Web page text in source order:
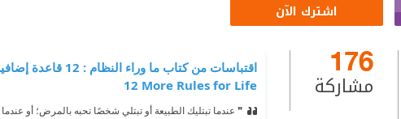
اشترك الآن
176
مشاركة
12 More Rules for Life
❞ عندما تبتليك الطبيعة أو تبتلي شخصًا تحبه بالمرض؛ أو